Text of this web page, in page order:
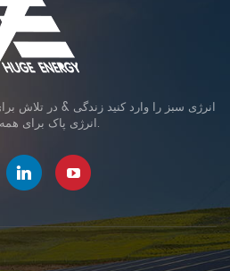
انرژی سبز را وارد کنید زندگی & در تلاش
انرژی پاک برای همه انسانها.